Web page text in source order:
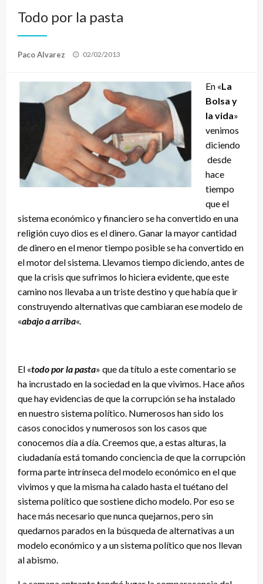
Todo por la pasta
Paco Alvarez
Publicado
02/02/2013
En «La
Bolsa y
la vida»
venimos
diciendo
desde
hace
tiempo
que el
sistema económico y financiero se ha convertido en una
religión cuyo dios es el dinero. Ganar la mayor cantidad
de dinero en el menor tiempo posible se ha convertido en
el motor del sistema. Llevamos tiempo diciendo, antes de
que la crisis que sufrimos lo hiciera evidente, que este
camino nos llevaba a un triste destino y que había que ir
construyendo alternativas que cambiaran ese modelo de
«abajo a arriba«.
El «todo por la pasta» que da título a este comentario se
ha incrustado en la sociedad en la que vivimos. Hace años
que hay evidencias de que la corrupción se ha instalado
en nuestro sistema político. Numerosos han sido los
casos conocidos y numerosos son los casos que
conocemos día a día. Creemos que, a estas alturas, la
ciudadanía está tomando conciencia de que la corrupción
forma parte intrínseca del modelo económico en el que
vivimos y que la misma ha calado hasta el tuétano del
sistema político que sostiene dicho modelo. Por eso se
hace más necesario que nunca quejarnos, pero sin
quedarnos parados en la búsqueda de alternativas a un
modelo económico y a un sistema político que nos llevan
al abismo.